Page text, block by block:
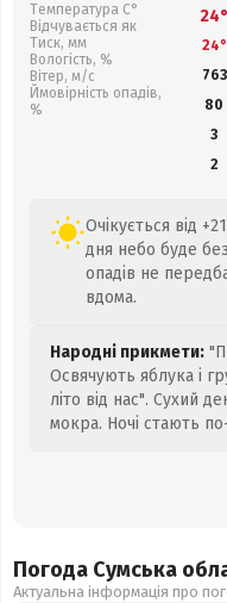
Температура С°
Відчувається як
Тиск, мм
Вологість, %
Вітер, м/с
Ймовірність опадів,
%
24°
24°
763
80
3
2
Очікується від
дня небо буде
опадів не
вдома.
Народні прикмети:
Освячують яблука і
літо від нас". Сухий
мокра. Ночі стають
Погода Сумська
Актуальна інформація про